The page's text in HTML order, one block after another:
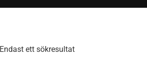
Endast ett sökresultat